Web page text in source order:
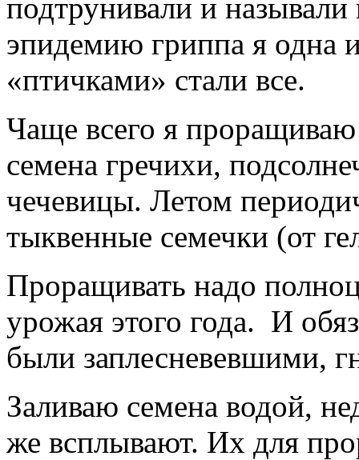
подтрунивали и
эпидемию гриппа я одна
«птичками» стали все.
Чаще всего я
семена гречихи,
чечевицы. Летом
тыквенные семечки (от
Проращивать надо
урожая этого года. И
были заплесневевшими,
Заливаю семена водой,
же всплывают. Их для